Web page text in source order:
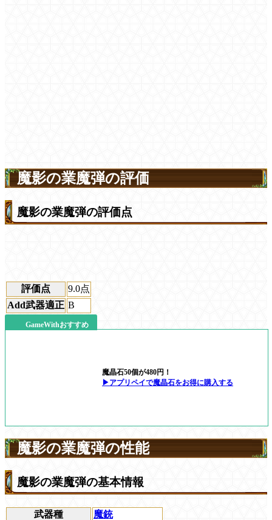
魔影の業魔弾の評価
魔影の業魔弾の評価点
評価点 9.0点
Add武器適正 B
GameWithおすすめ
魔晶石50個が480円！
▶アプリペイで魔晶石をお得に購入する
魔影の業魔弾の性能
魔影の業魔弾の基本情報
武器種
魔銃